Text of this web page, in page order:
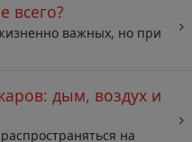
всего?
важных, но при
дым, воздух и
на